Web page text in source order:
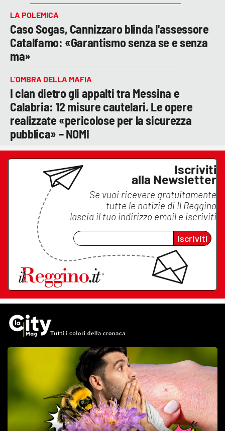
LA POLEMICA
Caso Sogas, Cannizzaro blinda l'assessore
Catalfamo: «Garantismo senza se e senza
ma»
L’OMBRA DELLA MAFIA
I clan dietro gli appalti tra Messina e
Calabria: 12 misure cautelari. Le opere
realizzate «pericolose per la sicurezza
pubblica» – NOMI
Iscriviti
alla Newsletter
Se vuoi ricevere gratuitamente
tutte le notizie di Il Reggino
lascia il tuo indirizzo email e iscriviti
Iscriviti